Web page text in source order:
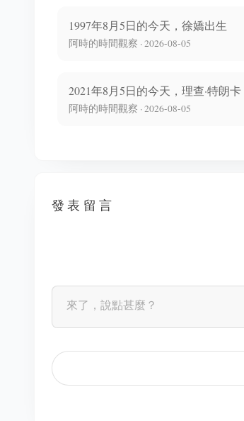
1997年8月5日的今天，徐嬌出生
阿時的時間觀察 · 2026-08-05
2021年8月5日的今天，理查·特朗
阿時的時間觀察 · 2026-08-05
發表留言